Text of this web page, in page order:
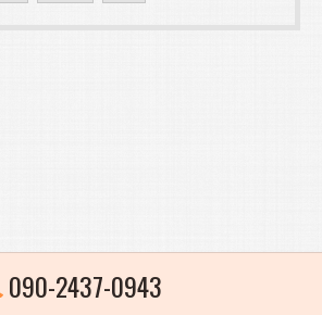
090-2437-0943